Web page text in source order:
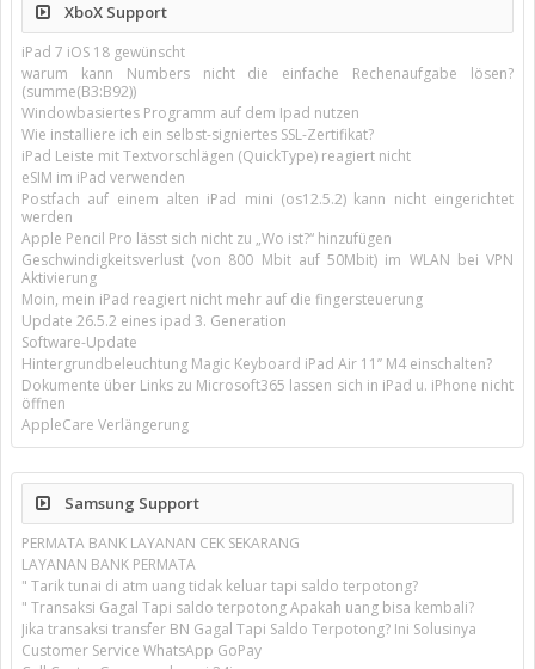
XboX Support
iPad 7 iOS 18 gewünscht
warum kann Numbers nicht die einfache Rechenaufgabe lösen?
(summe(B3:B92))
Windowbasiertes Programm auf dem Ipad nutzen
Wie installiere ich ein selbst-signiertes SSL-Zertifikat?
iPad Leiste mit Textvorschlägen (QuickType) reagiert nicht
eSIM im iPad verwenden
Postfach auf einem alten iPad mini (os12.5.2) kann nicht eingerichtet
werden
Apple Pencil Pro lässt sich nicht zu „Wo ist?“ hinzufügen
Geschwindigkeitsverlust (von 800 Mbit auf 50Mbit) im WLAN bei VPN
Aktivierung
Moin, mein iPad reagiert nicht mehr auf die fingersteuerung
Update 26.5.2 eines ipad 3. Generation
Software-Update
Hintergrundbeleuchtung Magic Keyboard iPad Air 11’’ M4 einschalten?
Dokumente über Links zu Microsoft365 lassen sich in iPad u. iPhone nicht
öffnen
AppleCare Verlängerung
Samsung Support
PERMATA BANK LAYANAN CEK SEKARANG
LAYANAN BANK PERMATA
" Tarik tunai di atm uang tidak keluar tapi saldo terpotong?
" Transaksi Gagal Tapi saldo terpotong Apakah uang bisa kembali?
Jika transaksi transfer BN Gagal Tapi Saldo Terpotong? Ini Solusinya
Customer Service WhatsApp GoPay